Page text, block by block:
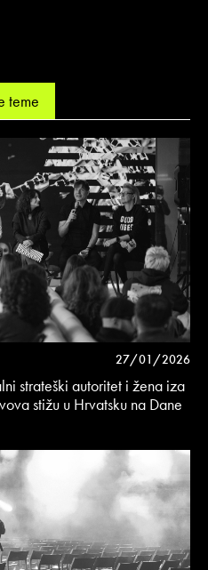
teme
27/01/2026
strateški autoritet i žena iza
stižu u Hrvatsku na Dane